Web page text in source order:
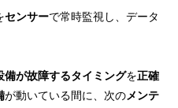
センサーで常時監視し、データ
備が故障するタイミングを正確
が動いている間に、次のメンテ